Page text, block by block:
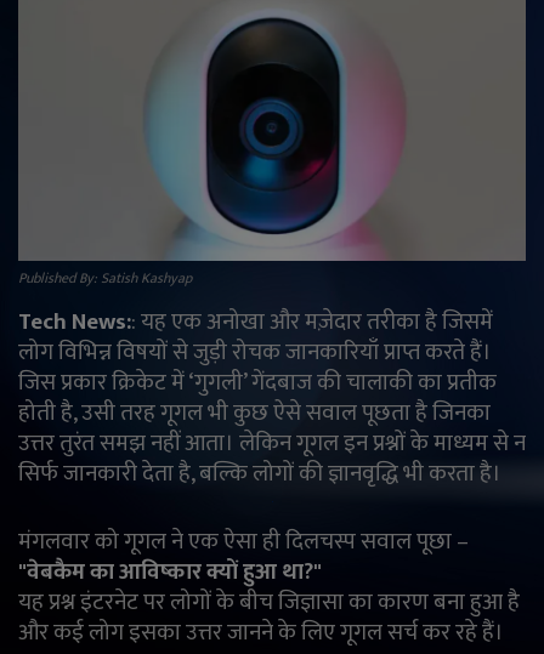
ज्योतिष
वीडियो
व्यापार
टेक्नोलॉजी
Language
English Arabic
Published By: Satish Kashyap
Tech News:: यह एक अनोखा और मज़ेदार तरीका है जिसमें
लोग विभिन्न विषयों से जुड़ी रोचक जानकारियाँ प्राप्त करते हैं।
जिस प्रकार क्रिकेट में ‘गुगली’ गेंदबाज की चालाकी का प्रतीक
होती है, उसी तरह गूगल भी कुछ ऐसे सवाल पूछता है जिनका
उत्तर तुरंत समझ नहीं आता। लेकिन गूगल इन प्रश्नों के माध्यम से न
सिर्फ जानकारी देता है, बल्कि लोगों की ज्ञानवृद्धि भी करता है।
मंगलवार को गूगल ने एक ऐसा ही दिलचस्प सवाल पूछा –
"वेबकैम का आविष्कार क्यों हुआ था?"
यह प्रश्न इंटरनेट पर लोगों के बीच जिज्ञासा का कारण बना हुआ है
और कई लोग इसका उत्तर जानने के लिए गूगल सर्च कर रहे हैं।